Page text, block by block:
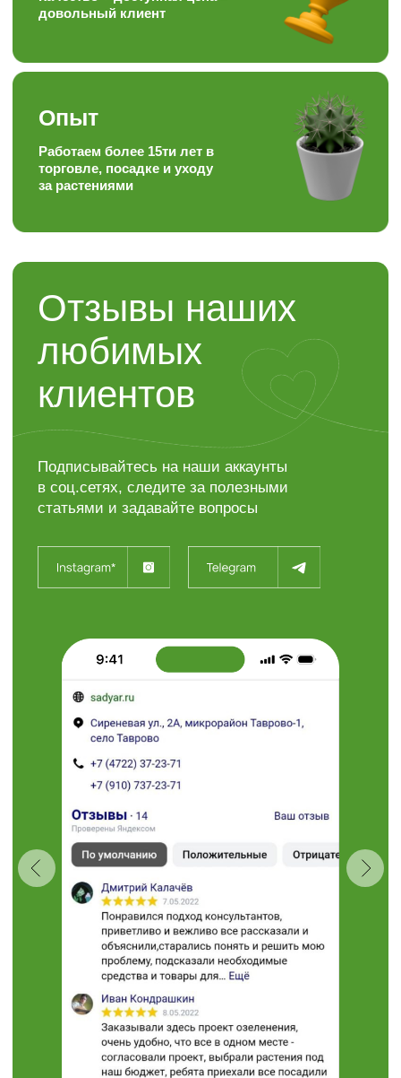
Контакты
“ЯР”Садовый центр
+7 (4722) 37-23-71
308504, Белгородская область,
Белгородский район,
с. Таврово (Мкр. Таврово-1),
Пн-Вс 08:00 - 18:00
“Травушка - муравушка”
Студия ландшафтного
дизайна
+7 (4722) 37-34-85
308504, Белгородская область,
Белгородский район,
с. Таврово (Мкр. Таврово-1),
ул. Сиреневая, 2 "А"
muravushka@yandex.ru
+7 (910) 737-34-85
Проложить маршрут